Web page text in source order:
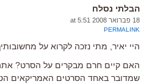
הבלתי נסלח
18 פברואר 2008 at 5:51
PERMALINK
היי יאיר, מתי נזכה לקרוא על
האם קיים חרם מבקרים על הסרט?
שמדובר באחד הסרטים האמריקאים